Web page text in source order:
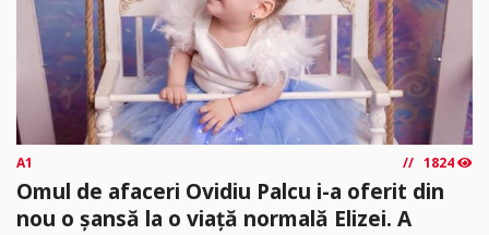
A1 1824
Omul de afaceri Ovidiu Palcu i-a oferit din
nou o șansă la o viață normală Elizei. A